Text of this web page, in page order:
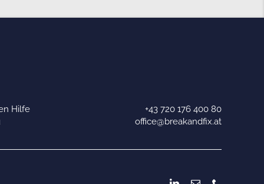
Hilfe
+43 720 176 400 80
office@breakandfix.at